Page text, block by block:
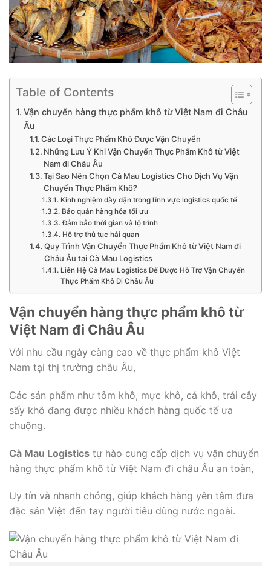
Table of Contents
Vận chuyển hàng thực phẩm khô từ Việt Nam đi Châu
Âu
Các Loại Thực Phẩm Khô Được Vận Chuyển
Những Lưu Ý Khi Vận Chuyển Thực Phẩm Khô từ Việt
Nam đi Châu Âu
Tại Sao Nên Chọn Cà Mau Logistics Cho Dịch Vụ Vận
Chuyển Thực Phẩm Khô?
Kinh nghiệm dày dặn trong lĩnh vực logistics quốc tế
Bảo quản hàng hóa tối ưu
Đảm bảo thời gian và lộ trình
Hỗ trợ thủ tục hải quan
Quy Trình Vận Chuyển Thực Phẩm Khô từ Việt Nam đi
Châu Âu tại Cà Mau Logistics
Liên Hệ Cà Mau Logistics Để Được Hỗ Trợ Vận Chuyển
Thực Phẩm Khô Đi Châu Âu
Vận chuyển hàng thực phẩm khô từ
Việt Nam đi Châu Âu
Với nhu cầu ngày càng cao về thực phẩm khô Việt
Nam tại thị trường châu Âu,
Các sản phẩm như tôm khô, mực khô, cá khô, trái cây
sấy khô đang được nhiều khách hàng quốc tế ưa
chuộng.
Cà Mau Logistics tự hào cung cấp dịch vụ vận chuyển
hàng thực phẩm khô từ Việt Nam đi châu Âu an toàn,
Uy tín và nhanh chóng, giúp khách hàng yên tâm đưa
đặc sản Việt đến tay người tiêu dùng nước ngoài.